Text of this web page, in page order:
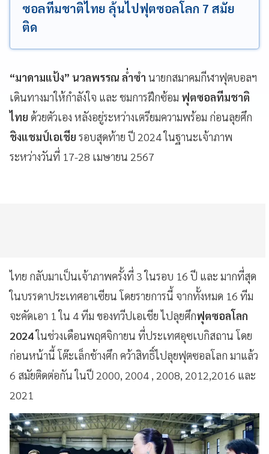
ซอลทีมชาติไทย ลุ้นไปฟุตซอลโลก 7 สมัย
ติด
“มาดามแป้ง” นวลพรรณ ล่ำซำ นายกสมาคมกีฬาฟุตบอลฯ
เดินทางมาให้กำลังใจ และ ชมการฝึกซ้อม ฟุตซอลทีมชาติ
ไทย ด้วยตัวเอง หลังอยู่ระหว่างเตรียมความพร้อม ก่อนลุยศึก
ชิงแชมป์เอเชีย รอบสุดท้าย ปี 2024 ในฐานะเจ้าภาพ
ระหว่างวันที่ 17-28 เมษายน 2567
ไทย กลับมาเป็นเจ้าภาพครั้งที่ 3 ในรอบ 16 ปี และ มากที่สุด
ในบรรดาประเทศอาเซียน โดยรายการนี้ จากทั้งหมด 16 ทีม
จะคัดเอา 1 ใน 4 ทีม ของทวีปเอเชีย ไปลุยศึกฟุตซอลโลก
2024ในช่วงเดือนพฤศจิกายน ที่ประเทศอุซเบกิสถาน โดย
ก่อนหน้านี้ โต๊ะเล็กช้างศึก คว้าสิทธิ์ไปลุยฟุตซอลโลก มาแล้ว
6 สมัยติดต่อกัน ในปี 2000, 2004 , 2008, 2012,2016 และ
2021